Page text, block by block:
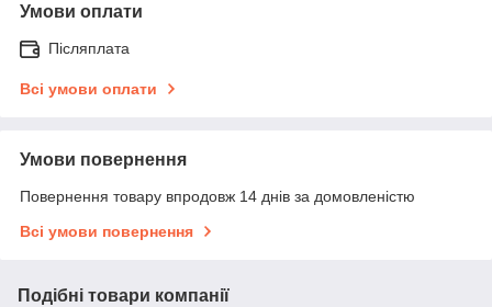
Умови оплати
Післяплата
Всі умови оплати
Умови повернення
Повернення товару впродовж 14 днів за домовленістю
Всі умови повернення
Подібні товари компанії